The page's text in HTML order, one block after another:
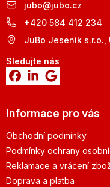
jubo@jubo.cz
+420 584 412 234
JuBo Jeseník s.r.o.,
Sledujte nás
Informace pro vás
Obchodní podmínky
Podmínky ochrany
Reklamace a vrácení
Doprava a platba